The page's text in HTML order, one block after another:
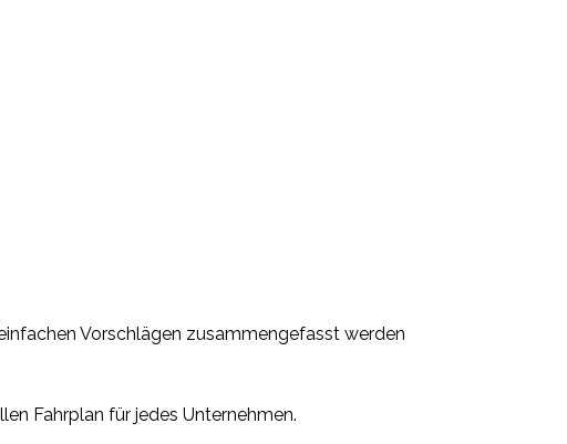
Vorschlägen zusammengefasst werden
Fahrplan für jedes Unternehmen.